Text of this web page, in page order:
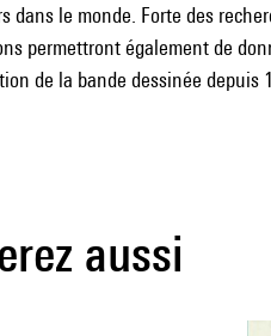
dans le monde. Forte des
permettront également de
de la bande dessinée depuis
aussi